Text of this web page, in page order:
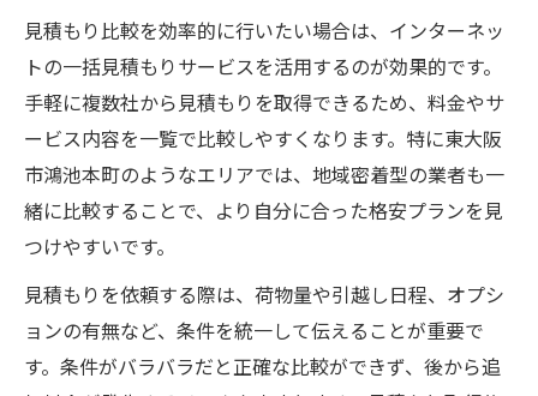
見積もり比較を効率的に行いたい場合は、インターネッ
トの一括見積もりサービスを活用するのが効果的です。
手軽に複数社から見積もりを取得できるため、料金やサ
ービス内容を一覧で比較しやすくなります。特に東大阪
市鴻池本町のようなエリアでは、地域密着型の業者も一
緒に比較することで、より自分に合った格安プランを見
つけやすいです。
見積もりを依頼する際は、荷物量や引越し日程、オプシ
ョンの有無など、条件を統一して伝えることが重要で
す。条件がバラバラだと正確な比較ができず、後から追